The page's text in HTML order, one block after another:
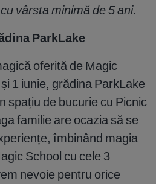
vârsta minimă de 5 ani.
ParkLake
oferită de Magic
1 iunie, grădina ParkLake
spațiu de bucurie cu Picnic
familie are ocazia să se
îmbinând magia
School cu cele 3
nevoie pentru orice